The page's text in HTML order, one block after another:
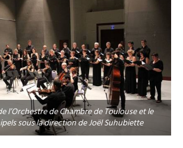
l’Orchestre de Chambre de Toulouse et le
sous la direction de Joël Suhubiette